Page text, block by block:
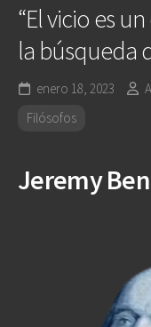
“El vicio es
la búsqueda
enero 18, 2023
Filósofos
Jeremy